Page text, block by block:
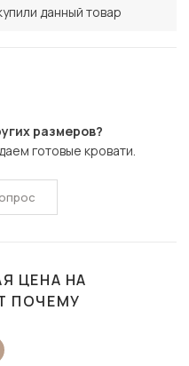
данный товар
размеров?
готовые кровати.
ЦЕНА НА
ПОЧЕМУ